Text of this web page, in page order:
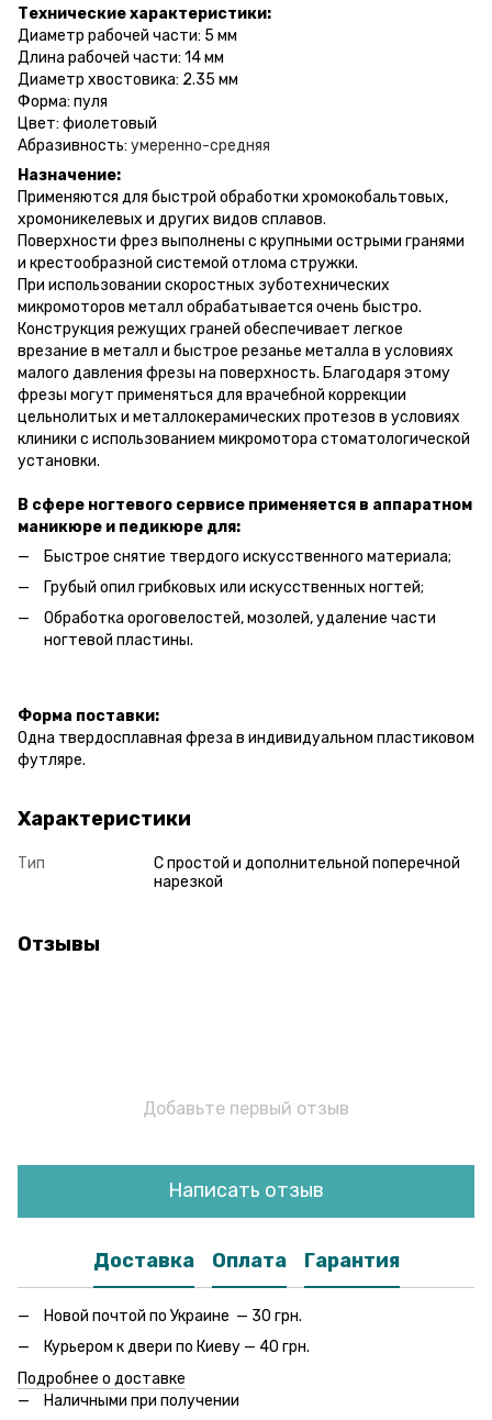
Технические характеристики:
Диаметр рабочей части: 5 мм
Длина рабочей части: 14 мм
Диаметр хвостовика: 2.35 мм
Форма: пуля
Цвет: фиолетовый
Абразивность: умеренно-средняя
Назначение:
Применяются для быстрой обработки хромокобальтовых,
хромоникелевых и других видов сплавов.
Поверхности фрез выполнены c крупными острыми гранями
и крестообразной системой отлома стружки.
При использовании скоростных зуботехнических
микромоторов металл обрабатывается очень быстро.
Конструкция режущих граней обеспечивает легкое
врезание в металл и быстрое резанье металла в условиях
малого давления фрезы на поверхность. Благодаря этому
фрезы могут применяться для врачебной коррекции
цельнолитых и металлокерамических протезов в условиях
клиники с использованием микромотора стоматологической
установки.
В сфере ногтевого сервисе применяется в аппаратном
маникюре и педикюре для:
Быстрое снятие твердого искусственного материала;
Грубый опил грибковых или искусственных ногтей;
Обработка ороговелостей, мозолей, удаление части
ногтевой пластины.
Форма поставки:
Одна твердосплавная фреза в индивидуальном пластиковом
футляре.
Характеристики
Тип
С простой и дополнительной поперечной
нарезкой
Отзывы
Добавьте первый отзыв
Написать отзыв
Доставка Оплата Гарантия
Новой почтой по Украине — 30 грн.
Курьером к двери по Киеву — 40 грн.
Подробнее о доставке
Наличными при получении